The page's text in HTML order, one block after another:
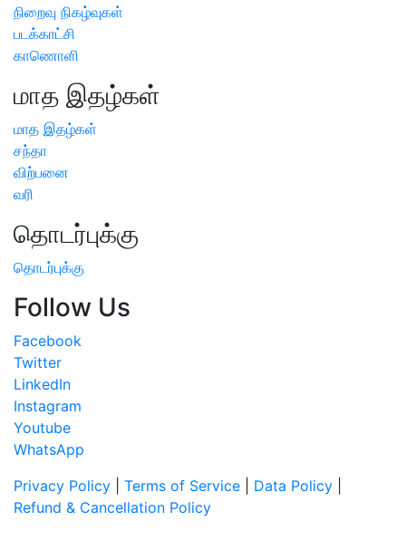
நிறைவு நிகழ்வுகள்
படக்காட்சி
காணொளி
மாத இதழ்கள்
மாத இதழ்கள்
சந்தா
விற்பனை
வரி
தொடர்புக்கு
தொடர்புக்கு
Follow Us
Facebook
Twitter
LinkedIn
Instagram
Youtube
WhatsApp
Privacy Policy
Terms of Service Data Policy
Refund & Cancellation Policy